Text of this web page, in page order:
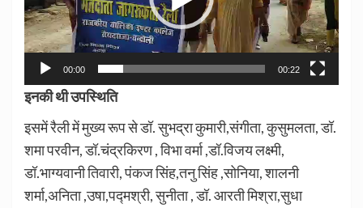
00:00 00:22
इनकी थी उपस्थिति
इसमें रैली में मुख्य रूप से डॉ. सुभद्रा कुमारी,संगीता, कुसुमलता, डॉ.
शमा परवीन, डॉ.चंद्रकिरण , विभा वर्मा ,डॉ.विजय लक्ष्मी,
डॉ.भाग्यवानी तिवारी, पंकज सिंह,तनु सिंह ,सोनिया, शालनी
शर्मा,अनिता ,उषा,पद्मश्री, सुनीता , डॉ. आरती मिश्रा,सुधा